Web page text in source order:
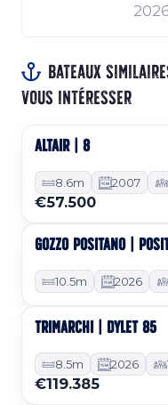
Bateaux
vous intéresser
Occasion
ALTAIR | 8
8.6m 2007
€57.500
Sur commande
GOZZO POSITANO |
10.5m 2026
Sur commande
TRIMARCHI | DYLET 85
8.5m 2026
€119.385